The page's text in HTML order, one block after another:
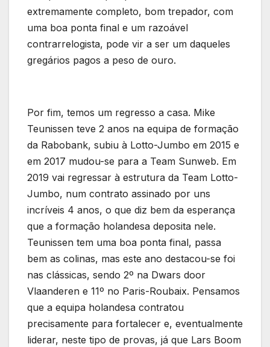
extremamente completo, bom trepador, com
uma boa ponta final e um razoável
contrarrelogista, pode vir a ser um daqueles
gregários pagos a peso de ouro.
Por fim, temos um regresso a casa. Mike
Teunissen teve 2 anos na equipa de formação
da Rabobank, subiu à Lotto-Jumbo em 2015 e
em 2017 mudou-se para a Team Sunweb. Em
2019 vai regressar à estrutura da Team Lotto-
Jumbo, num contrato assinado por uns
incríveis 4 anos, o que diz bem da esperança
que a formação holandesa deposita nele.
Teunissen tem uma boa ponta final, passa
bem as colinas, mas este ano destacou-se foi
nas clássicas, sendo 2º na Dwars door
Vlaanderen e 11º no Paris-Roubaix. Pensamos
que a equipa holandesa contratou
precisamente para fortalecer e, eventualmente
liderar, neste tipo de provas, já que Lars Boom